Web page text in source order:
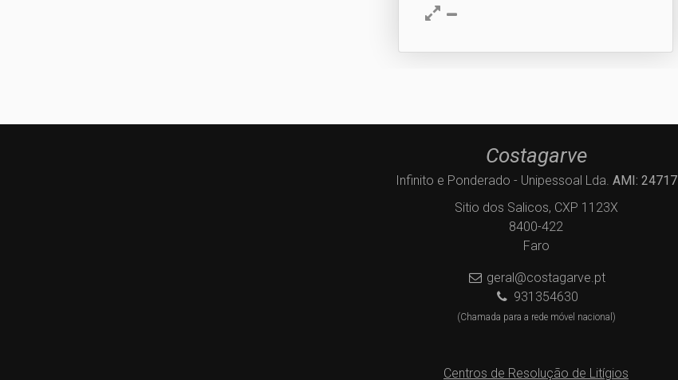
Costagarve
Infinito e Ponderado - Unipessoal Lda. AMI: 24717
Sitio dos Salicos, CXP 1123X
8400-422
Faro
geral@costagarve.pt
931354630
(Chamada para a rede móvel nacional)
Centros de Resolução de Litígios